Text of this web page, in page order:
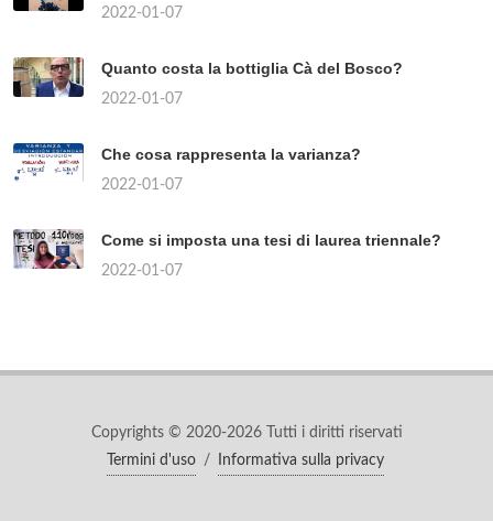
2022-01-07
Quanto costa la bottiglia Cà del Bosco?
2022-01-07
Che cosa rappresenta la varianza?
2022-01-07
Come si imposta una tesi di laurea triennale?
2022-01-07
Copyrights © 2020-2026 Tutti i diritti riservati
Termini d'uso
/ Informativa sulla privacy